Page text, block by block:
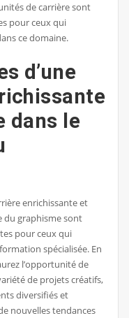
de carrière sont
pour ceux qui
ce domaine.
d’une
dans le
enrichissante et
du graphisme sont
pour ceux qui
spécialisée. En
l’opportunité de
de projets créatifs,
diversifiés et
nouvelles tendances